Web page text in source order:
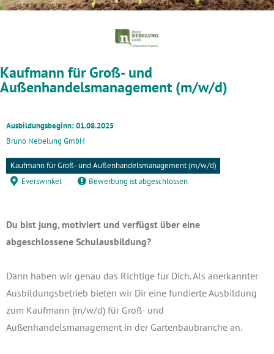
Kaufmann für Groß- und
Außenhandelsmanagement (m/w/d)
Ausbildungsbeginn: 01.08.2025
Bruno Nebelung GmbH
Kaufmann für Groß- und Außenhandelsmanagement (m/w/d)
Everswinkel
Bewerbung ist abgeschlossen
Du bist jung, motiviert und verfügst über eine
abgeschlossene Schulausbildung?
Dann haben wir genau das Richtige für Dich. Als anerkannter
Ausbildungsbetrieb bieten wir Dir eine fundierte Ausbildung
zum Kaufmann (m/w/d) für Groß- und
Außenhandelsmanagement in der Gartenbaubranche an.